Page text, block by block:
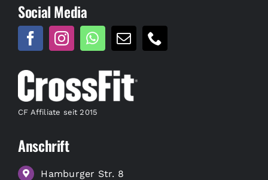
Social Media
CF Affiliate seit 2015
Anschrift
Hamburger Str. 8